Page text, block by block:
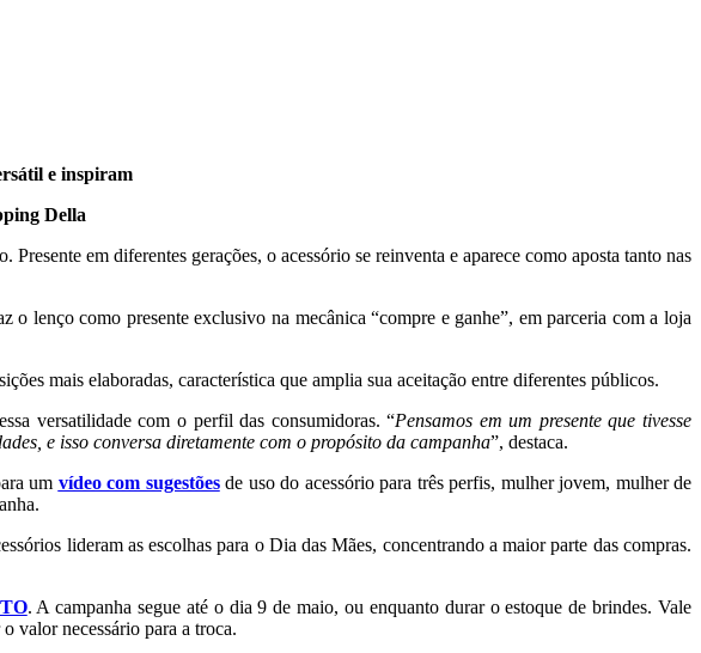
e inspiram
Della
em diferentes gerações, o acessório se reinventa e aparece como aposta tanto nas
lenço como presente exclusivo na mecânica “compre e ganhe”, em parceria com a loja
mais elaboradas, característica que amplia sua aceitação entre diferentes públicos.
versatilidade com o perfil das consumidoras. “Pensamos em um presente que tivesse
e isso conversa diretamente com o propósito da campanha”, destaca.
um vídeo com sugestõesde uso do acessório para três perfis, mulher jovem, mulher de
lideram as escolhas para o Dia das Mães, concentrando a maior parte das compras.
. A campanha segue até o dia 9 de maio, ou enquanto durar o estoque de brindes. Vale
valor necessário para a troca.